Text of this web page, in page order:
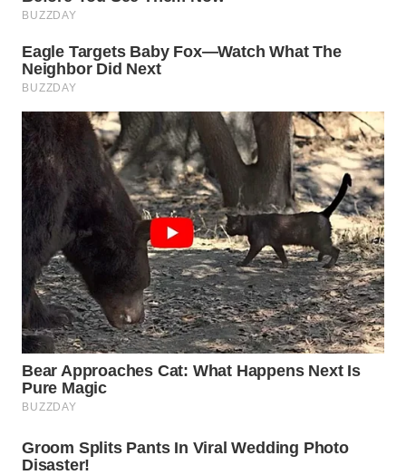
WN
WN
WN
PRIANGAN
TIMUR
WN
SEMARANG
WN
SOLO
WN
BOROBUDUR
MADURA